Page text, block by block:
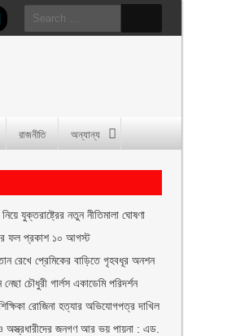
Search
for:
রাজনীতি অন্যান্য
যুক্তরাষ্ট্রের নতুন নীতিমালা ঘোষণা
ফল প্রকাশ ১০ আগস্ট
রেখে প্রেমিকের বাড়িতে গৃহবধূর অনশন
নেছা চৌধুরী গার্লস একাডেমি পরিদর্শন
রোজিনা হত্যার অভিযোগপত্র দাখিল
ও অস্ত্রধারীদের জনগণ আর ভয় পায়না : এড.